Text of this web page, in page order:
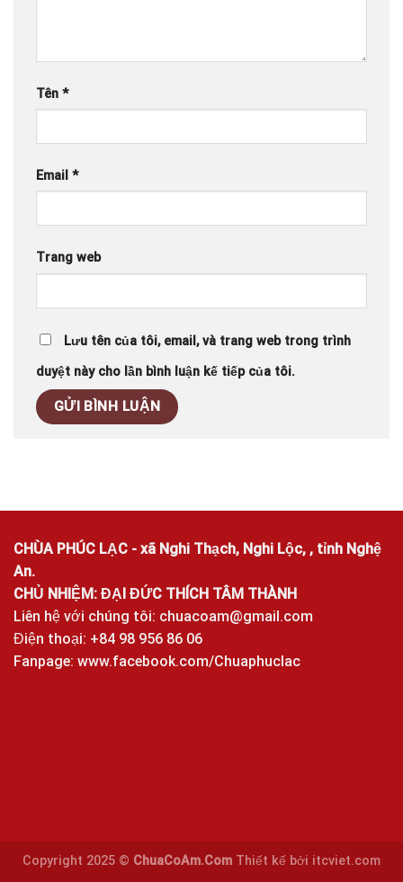
Tên *
Email *
Trang web
Lưu tên của tôi, email, và trang web trong trình
duyệt này cho lần bình luận kế tiếp của tôi.
CHÙA PHÚC LẠC - xã Nghi Thạch, Nghi Lộc, , tỉnh Nghệ
An.
CHỦ NHIỆM: ĐẠI ĐỨC THÍCH TÂM THÀNH
Liên hệ với chúng tôi: chuacoam@gmail.com
Điện thoại: +84 98 956 86 06
Fanpage: www.facebook.com/Chuaphuclac
Copyright 2025 © ChuaCoAm.Com Thiết kế bởi itcviet.com